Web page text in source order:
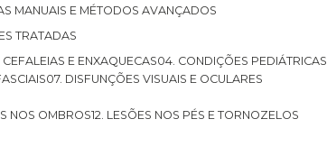
MANUAIS E MÉTODOS AVANÇADOS
TRATADAS
CEFALEIAS E ENXAQUECAS
04. CONDIÇÕES PEDIÁTRICAS
07. DISFUNÇÕES VISUAIS E OCULARES
NOS OMBROS 12. LESÕES NOS PÉS E TORNOZELOS